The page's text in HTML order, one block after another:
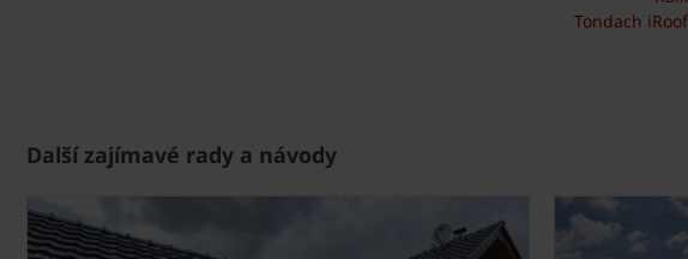
Tondach
Další zajímavé rady a návody